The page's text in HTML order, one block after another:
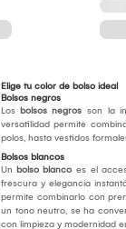
Elige tu color de bolso ideal
Bolsos negros
Los bolsos negros son la
versatilidad permite
polos, hasta vestidos
Bolsos blancos
Un bolso blanco es el
frescura y elegancia
permite combinarlo con
un tono neutro, se ha
con limpieza y modernidad